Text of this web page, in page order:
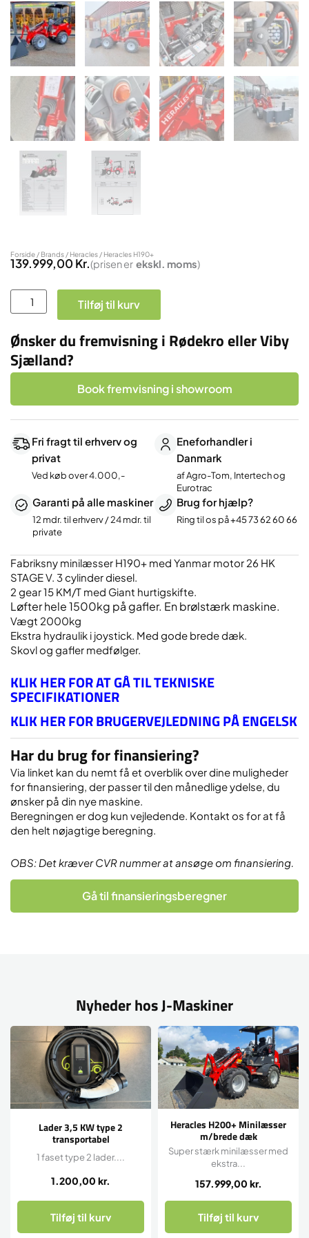
Forside / Brands / Heracles / Heracles H190+
139.999,00Kr.(prisen er ekskl. moms)
Heracles
H190+
Tilføj til kurv
Ønsker du fremvisning i Rødekro eller Viby
Sjælland?
Book fremvisning i showroom
Fri fragt til erhverv og
privat
Ved køb over 4.000,-
Eneforhandler i
Danmark
af Agro-Tom, Intertech og
Eurotrac
Garanti på alle maskiner
12 mdr. til erhverv / 24 mdr. til
private
Brug for hjælp?
Ring til os på+45 73 62 60 66
Fabriksny minilæsser H190+ med Yanmar motor 26 HK
STAGE V. 3 cylinder diesel.
2 gear 15 KM/T med Giant hurtigskifte.
Løfter hele 1500kg på gafler. En brølstærk maskine.
Vægt 2000kg
Ekstra hydraulik i joystick. Med gode brede dæk.
Skovl og gafler medfølger.
KLIK HER FOR AT GÅ TIL TEKNISKE
SPECIFIKATIONER
KLIK HER FOR BRUGERVEJLEDNING PÅ ENGELSK
Har du brug for finansiering?
Via linket kan du nemt få et overblik over dine muligheder
for finansiering, der passer til den månedlige ydelse, du
ønsker på din nye maskine.
Beregningen er dog kun vejledende. Kontakt os for at få
den helt nøjagtige beregning.
OBS: Det kræver CVR nummer at ansøge om finansiering.
Gå til finansieringsberegner
Nyheder hos J-Maskiner
Lader 3,5 KW type 2
transportabel
1.200,00 kr.
1 faset type 2 lader....
Tilføj til kurv
Heracles H200+ Minilæsser
m/brede dæk
157.999,00 kr.
Super stærk minilæsser med
ekstra...
Tilføj til kurv